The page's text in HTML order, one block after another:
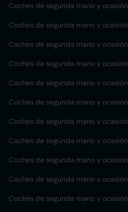
Coches de segunda mano y ocasión
Coches de segunda mano y ocasión
Coches de segunda mano y ocasión
Coches de segunda mano y ocasión
Coches de segunda mano y ocasión
Coches de segunda mano y ocasión
Coches de segunda mano y ocasión
Coches de segunda mano y ocasión
Coches de segunda mano y ocasión
Coches de segunda mano y ocasión
Coches de segunda mano y ocasión